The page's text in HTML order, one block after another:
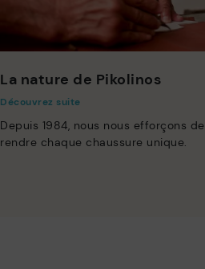
La nature de Pikolinos
Découvrez suite
Depuis 1984, nous nous efforçons de
rendre chaque chaussure unique.